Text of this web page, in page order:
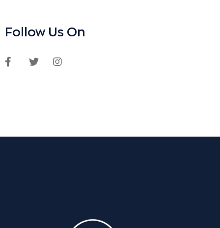
Follow Us On